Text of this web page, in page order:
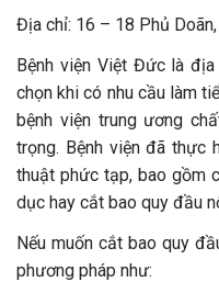
Địa chỉ: 16 – 18 Phủ
Bệnh viện Việt Đức là
chọn khi có nhu cầu làm
bệnh viện trung ương
trọng. Bệnh viện đã thực
thuật phức tạp, bao gồm
dục hay cắt bao quy đầu
Nếu muốn cắt bao quy
phương pháp như: